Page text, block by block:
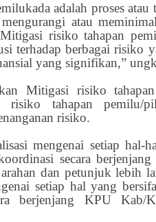
adalah proses
atau
risiko tahapan
terhadap berbagai risiko
yang signifikan,”
Mitigasi risiko
risiko tahapan pemilu/
risiko.
mengenai setiap hal-
secara
dan petunjuk lebih
setiap hal yang
berjenjang KPU